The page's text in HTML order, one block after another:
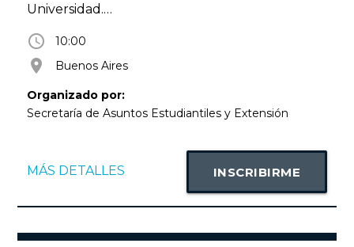
Universidad.
y sedes podrás llevarte libros, disfrutarlos y
compartirlos con otros lectores, contribuyendo
circulando.
Sumate a esta propuesta, descubrí nuevas
cultura y al intercambio de saberes.
¡Te esperamos!
UADETe invitamos a participar de las próximas
pensada para fomentar el hábito de la lectura y
access_time 10:00
room Buenos Aires
Organizado por:
Secretaría de Asuntos Estudiantiles y Extensión
MÁS DETALLES INSCRIBIRME